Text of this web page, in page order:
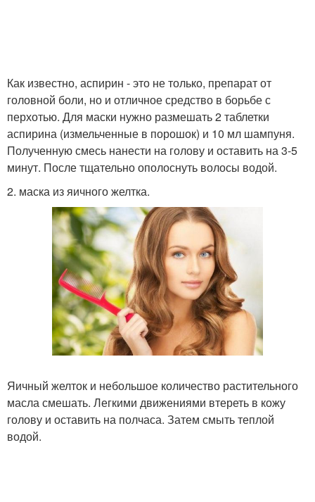
Как известно, аспирин - это не только, препарат от
головной боли, но и отличное средство в борьбе с
перхотью. Для маски нужно размешать 2 таблетки
аспирина (измельченные в порошок) и 10 мл шампуня.
Полученную смесь нанести на голову и оставить на 3-5
минут. После тщательно ополоснуть волосы водой.
2. маска из яичного желтка.
Яичный желток и небольшое количество растительного
масла смешать. Легкими движениями втереть в кожу
голову и оставить на полчаса. Затем смыть теплой
водой.